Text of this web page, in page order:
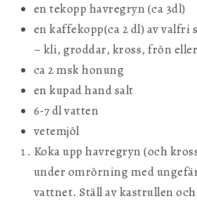
en tekopp havregryn (ca 3dl)
en kaffekopp(ca 2 dl) av valfri
– kli, groddar, kross, frön
ca 2 msk honung
en kupad hand salt
6-7 dl vatten
vetemjöl
Koka upp havregryn (och
under omrörning med
vattnet. Ställ av kastrullen